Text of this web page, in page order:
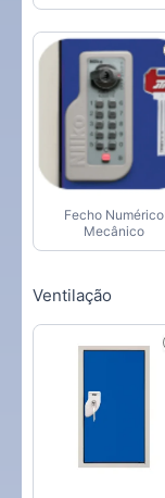
Fecho Numérico
Mecânico
Ventilação